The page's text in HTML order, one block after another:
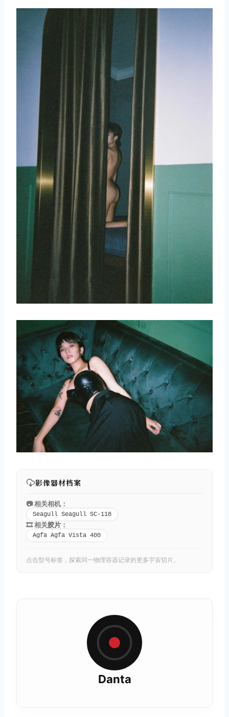
影像器材档案
📷 相关相机：
Seagull Seagull SC-118
🎞️ 相关胶片 ：
Agfa Agfa Vista 400
点击型号标签，探索同一物理容器记录的更多宇宙切片。
Danta